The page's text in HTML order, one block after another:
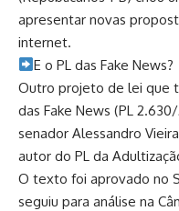
apresentar novas
internet.
​E o PL das Fake News?
Outro projeto de lei que
das Fake News (PL
senador Alessandro
autor do PL da
O texto foi aprovado no
seguiu para análise na